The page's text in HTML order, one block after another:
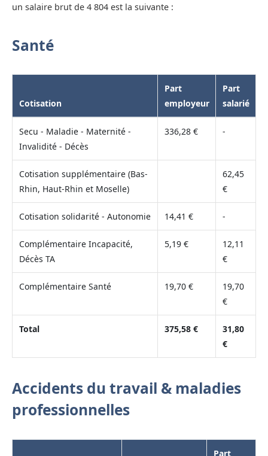
un salaire brut de 4 804 est la suivante :
Santé
Cotisation
Part
employeur
Part
salarié
Secu - Maladie - Maternité -
Invalidité - Décès
336,28 € -
Cotisation supplémentaire (Bas-
Rhin, Haut-Rhin et Moselle)
62,45
€
Cotisation solidarité - Autonomie 14,41 € -
Complémentaire Incapacité,
Décès TA
5,19 €
12,11
€
Complémentaire Santé 19,70 €
19,70
€
Total 375,58 €
31,80
€
Accidents du travail & maladies
professionnelles
Part